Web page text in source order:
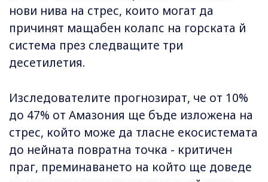
нови нива на стрес, които могат да
причинят мащабен колапс на горската й
система през следващите три
десетилетия.
Изследователите прогнозират, че от 10%
до 47% от Амазония ще бъде изложена на
стрес, който може да тласне екосистемата
до нейната повратна точка - критичен
праг, преминаването на който ще доведе